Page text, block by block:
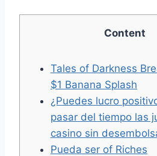
Content
Tales of Darkness
$1 Banana Splash
¿Puedes lucro
pasar del tiempo las
casino sin
Pueda ser of Riches